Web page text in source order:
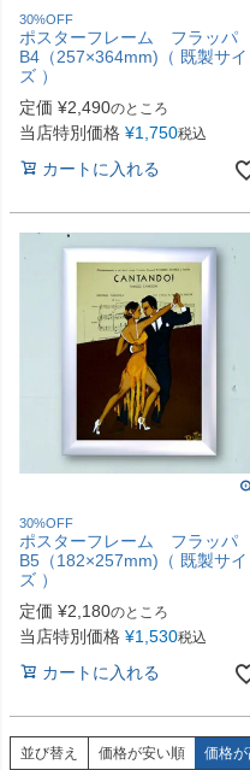
30%OFF
ポスターフレーム フラッパ
B4（257×364mm)（ 既製サイ
ズ ）
定価 ¥2,490のところ
当店特別価格 ¥1,750税込
カートに入れる
30%OFF
ポスターフレーム フラッパ
B5（182×257mm)（ 既製サイ
ズ ）
定価 ¥2,180のところ
当店特別価格 ¥1,530税込
カートに入れる
並び替え 価格が安い順 価格